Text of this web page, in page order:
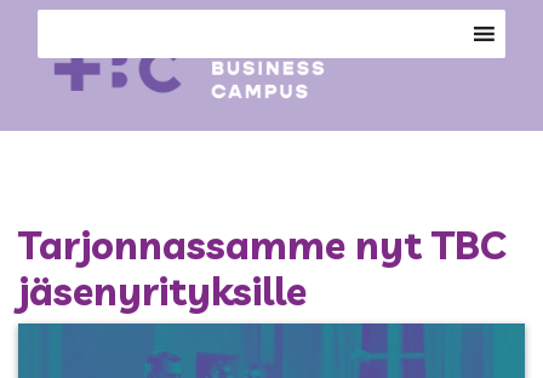
Tarjonnassamme nyt TBC
jäsenyrityksille